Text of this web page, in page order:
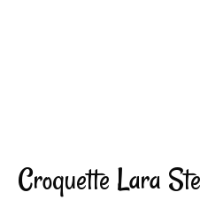
Croquette Lara